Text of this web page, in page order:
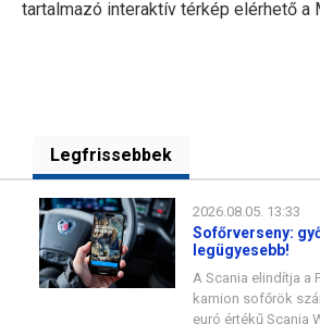
tartalmazó interaktív térkép elérhető a
Legfrissebbek
2026.08.05. 13:33
Sofőrverseny:
legügyesebb!
A Scania elindítja a
kamion sofőrök
euró értékű Scania